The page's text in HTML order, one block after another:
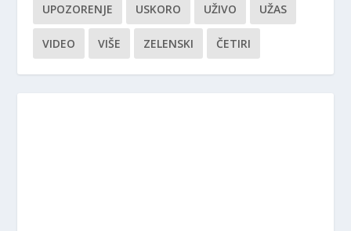
UPOZORENJE USKORO UŽIVO UŽAS
VIDEO VIŠE ZELENSKI ČETIRI